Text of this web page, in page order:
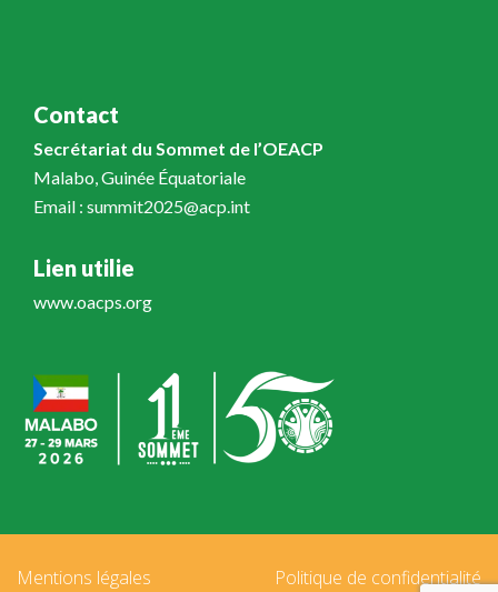
Contact
Secrétariat du Sommet de l’OEACP
Malabo, Guinée Équatoriale
Email : summit2025@acp.int
Lien utilie
www.oacps.org
Mentions légales Politique de confidentialité